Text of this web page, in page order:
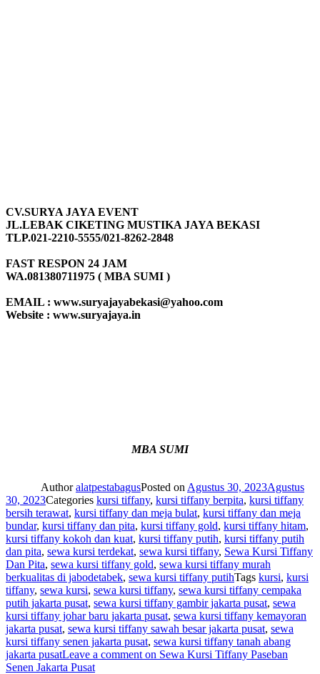
CV.SURYA JAYA EVENT
JL.LEBAK CIKETING MUSTIKA JAYA BEKASI
TLP.021-2210-5555/021-8262-2848
FAST RESPON 24 JAM
WA.081380711975 ( MBA SUMI )
EMAIL : www.suryajayabekasi@yahoo.com
Website : www.suryajaya.in
MBA SUMI
AuthoralatpestabagusPosted on Agustus 30, 2023Agustus
30, 2023Categories kursi tiffany, kursi tiffany berpita, kursi tiffany
bersih terawat, kursi tiffany dan meja bulat, kursi tiffany dan meja
bundar, kursi tiffany dan pita, kursi tiffany gold, kursi tiffany hitam,
kursi tiffany kokoh dan kuat, kursi tiffany putih, kursi tiffany putih
dan pita, sewa kursi terdekat, sewa kursi tiffany, Sewa Kursi Tiffany
Dan Pita, sewa kursi tiffany gold, sewa kursi tiffany murah
berkualitas di jabodetabek, sewa kursi tiffany putihTags kursi, kursi
tiffany, sewa kursi, sewa kursi tiffany, sewa kursi tiffany cempaka
putih jakarta pusat, sewa kursi tiffany gambir jakarta pusat, sewa
kursi tiffany johar baru jakarta pusat, sewa kursi tiffany kemayoran
jakarta pusat, sewa kursi tiffany sawah besar jakarta pusat, sewa
kursi tiffany senen jakarta pusat, sewa kursi tiffany tanah abang
jakarta pusatLeave a comment on Sewa Kursi Tiffany Paseban
Senen Jakarta Pusat